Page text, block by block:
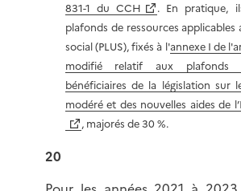
831-1 du CCH
. En pratique,
plafonds de ressources
social (PLUS), fixés à l'annexe I de
modifié relatif aux plafonds
bénéficiaires de la législation sur
modéré et des nouvelles aides de
, majorés de 30 %.
20